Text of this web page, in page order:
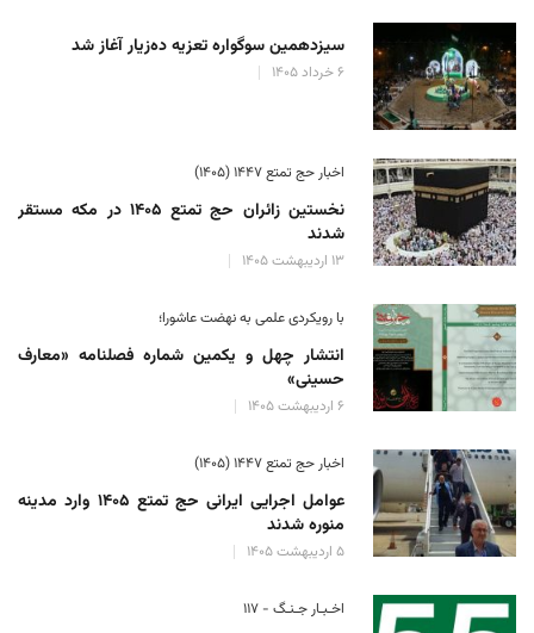
سیزدهمین سوگواره تعزیه ده‌زیار آغاز شد
۶ خرداد ۱۴۰۵
اخبار حج تمتع ۱۴۴۷ (۱۴۰۵)
نخستین زائران حج تمتع ۱۴۰۵ در مکه مستقر
شدند
۱۳ اردیبهشت ۱۴۰۵
با رویکردی علمی به نهضت عاشورا؛
انتشار چهل و یکمین شماره فصلنامه «معارف
حسینی»
۶ اردیبهشت ۱۴۰۵
اخبار حج تمتع ۱۴۴۷ (۱۴۰۵)
عوامل اجرایی ایرانی حج تمتع ۱۴۰۵ وارد مدینه
منوره ‌شدند
۵ اردیبهشت ۱۴۰۵
اخـبـار جـنـگ - ۱۱۷